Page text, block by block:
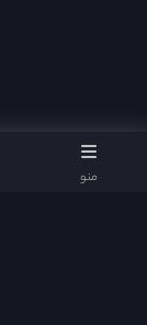
منو